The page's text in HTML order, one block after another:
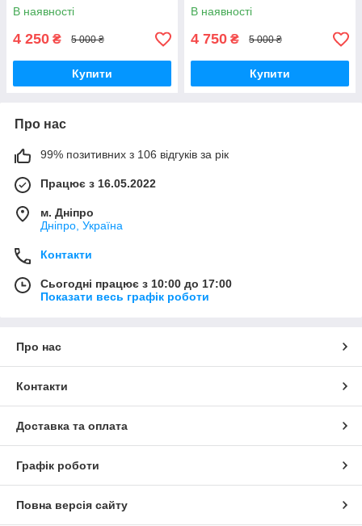
В наявності
4 250 ₴ 5 000 ₴
Купити
В наявності
4 750 ₴ 5 000 ₴
Купити
Про нас
99% позитивних з 106 відгуків за рік
Працює з 16.05.2022
м. Дніпро
Дніпро, Україна
Контакти
Сьогодні працює з 10:00 до 17:00
Показати весь графік роботи
Про нас
Контакти
Доставка та оплата
Графік роботи
Повна версія сайту